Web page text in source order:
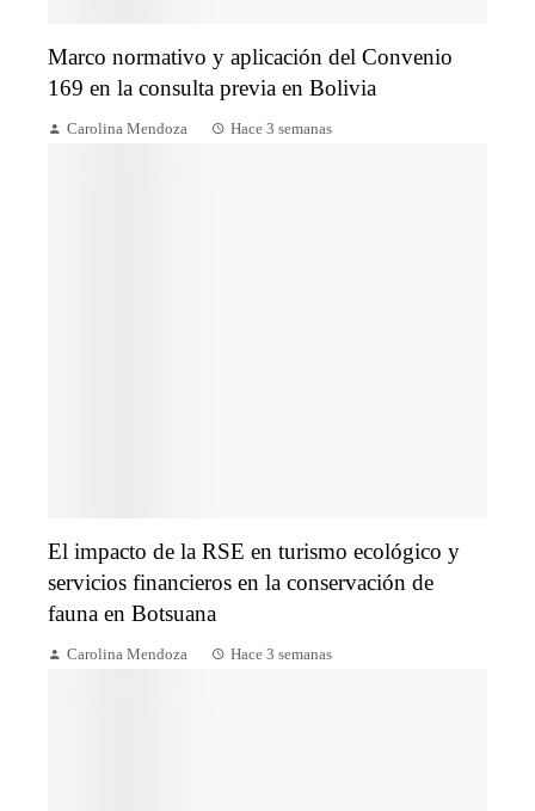
Marco normativo y aplicación del Convenio
169 en la consulta previa en Bolivia
Carolina Mendoza Hace 3 semanas
El impacto de la RSE en turismo ecológico y
servicios financieros en la conservación de
fauna en Botsuana
Carolina Mendoza Hace 3 semanas